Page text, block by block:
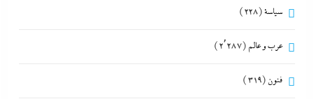
سياسة(228)
عرب و عالم (2٬287)
فنون (319)